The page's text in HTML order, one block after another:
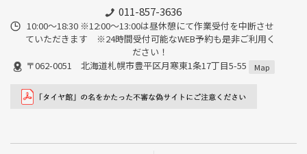
011-857-3636
10:00～18:30 ※12:00～13:00は昼休憩にて作業受付を中断させ
ていただきます ※24時間受付可能なWEB予約も是非ご利用く
ださい！
〒062-0051 北海道札幌市豊平区月寒東1条17丁目5-55
Map